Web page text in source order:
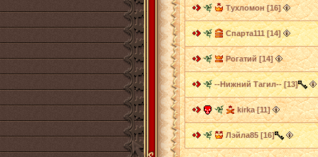
Тухломон [16]
Спарта111 [14]
Рогатий [14]
--Нижний Тагил-- [13]
kirka [11]
Лэйла85 [16]